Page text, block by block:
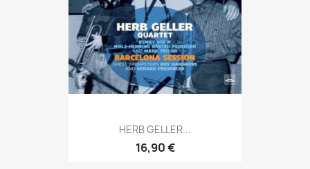
HERB GELLER...
16,90 €